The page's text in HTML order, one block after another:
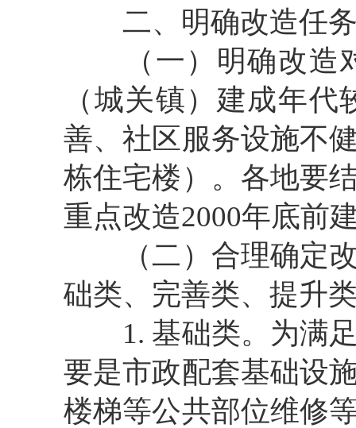
二、明确改造任
（一）明确改造
（城关镇）建成年
善、社区服务设施不
栋住宅楼）。各地要
重点改造2000年底前
（二）合理确定
础类、完善类、提升
1. 基础类。 为满
要是市政配套基础设
楼梯等公共部位维修